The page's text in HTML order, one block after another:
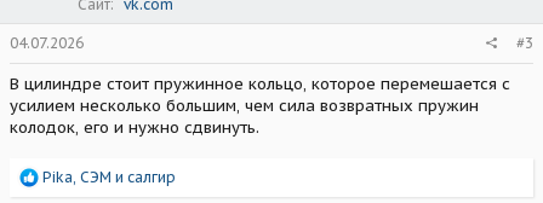
Сайт
vk.com
04.07.2026 #3
В цилиндре стоит пружинное кольцо, которое перемешается с
усилием несколько большим, чем сила возвратных пружин
колодок, его и нужно сдвинуть.
Р
Pika СЭМ и салгир